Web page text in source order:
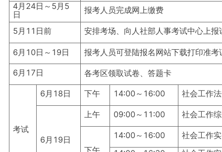
4月24日～5月5
日
报考人员完成网上缴费
5月11日前 安排考场、向人社部人事考试中心上报
6月10日～19日 报考人员可登陆报名网站下载打印准考
6月17日 各考区领取试卷、答题卡
考试
6月18日 下午 14∶00～16∶00 社会工作
6月19日
上午 09∶00～11∶00 社会工作
下午
14∶00～16∶00
社会工作